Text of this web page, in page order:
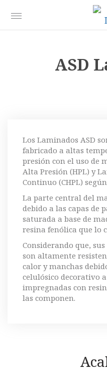
ASD
Los Laminados ASD
fabricado a altas
presión con el uso de
Alta Presión (HPL) y
Continuo (CHPL) según
La parte central del
debido a las capas de
saturada a base de
resina fenólica que lo
Considerando que,
son altamente
calor y manchas
celulósico decorativo
impregnadas con
las componen.